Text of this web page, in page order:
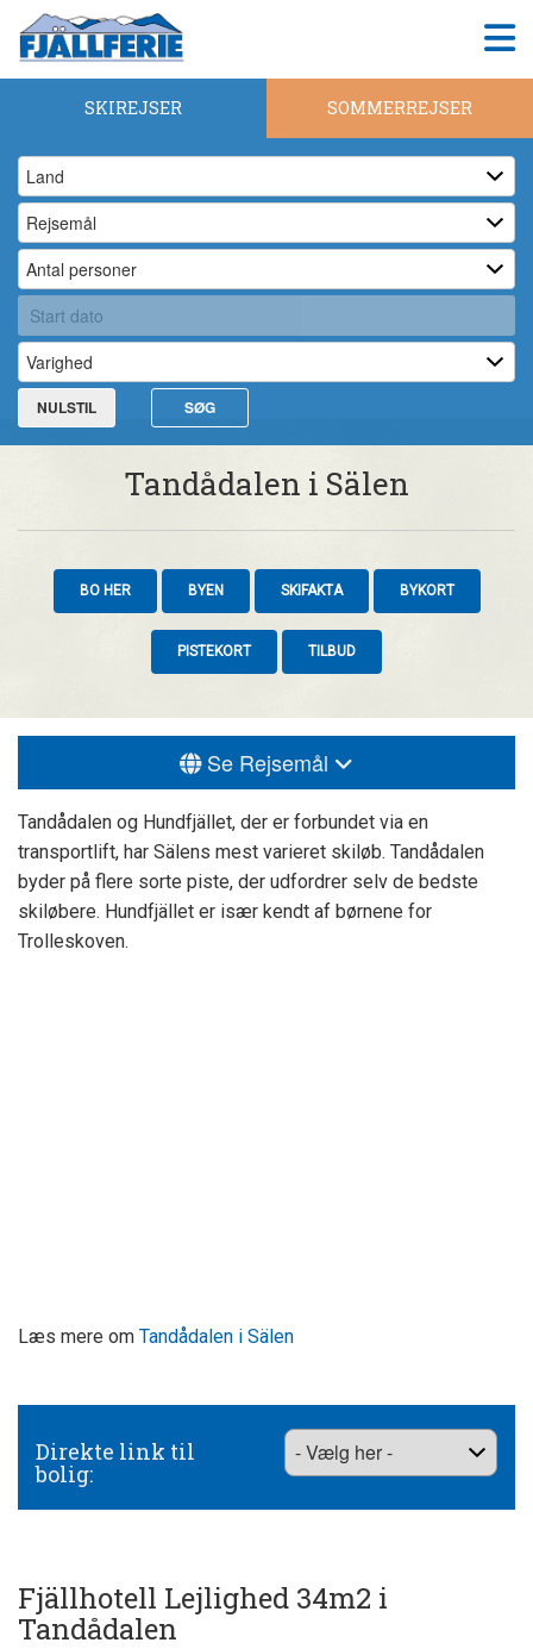
SKIREJSER SOMMERREJSER
NULSTIL SØG
Tandådalen i Sälen
BO HER BYEN SKIFAKTA BYKORT
PISTEKORT TILBUD
Se Rejsemål
Tandådalen og Hundfjället, der er forbundet via en
transportlift, har Sälens mest varieret skiløb. Tandådalen
byder på flere sorte piste, der udfordrer selv de bedste
skiløbere. Hundfjället er især kendt af børnene for
Trolleskoven.
Læs mere om Tandådalen i Sälen
Direkte link til
bolig:
Fjällhotell Lejlighed 34m2 i
Tandådalen